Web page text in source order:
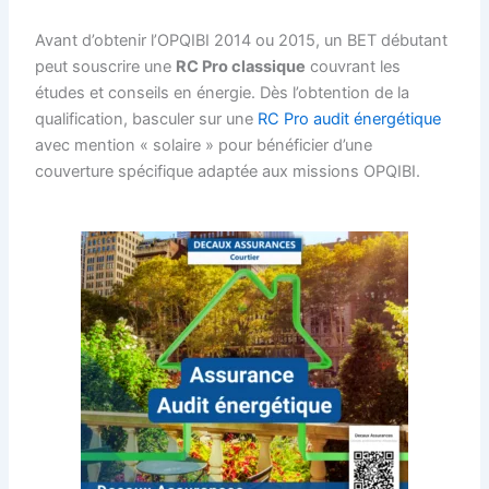
Avant d’obtenir l’OPQIBI 2014 ou 2015, un BET débutant
peut souscrire une RC Pro classique couvrant les
études et conseils en énergie. Dès l’obtention de la
qualification, basculer sur une RC Pro audit énergétique
avec mention « solaire » pour bénéficier d’une
couverture spécifique adaptée aux missions OPQIBI.